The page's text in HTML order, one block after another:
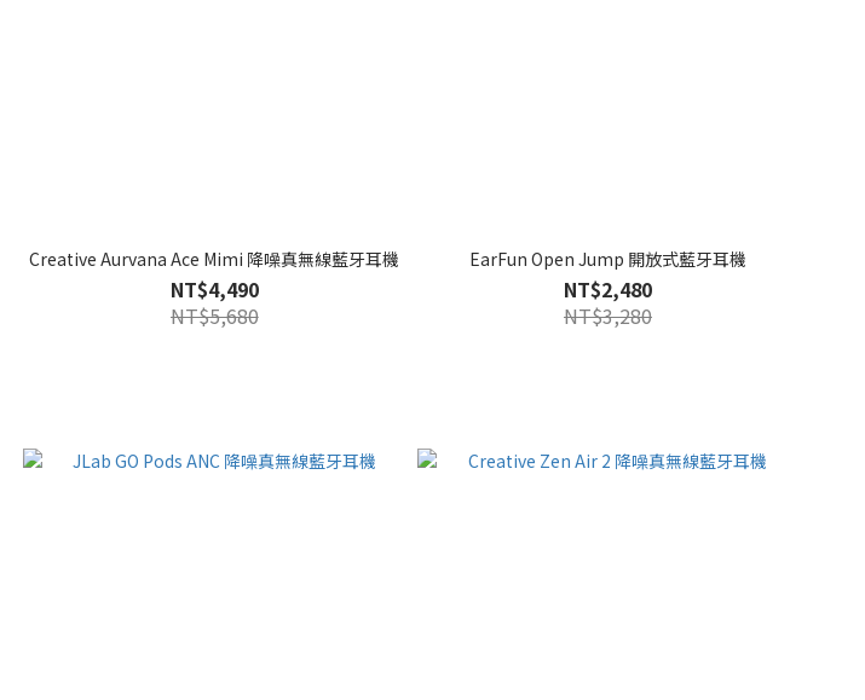
Creative Aurvana Ace Mimi 降噪真無線藍牙耳機
NT$4,490
NT$5,680
EarFun Open Jump 開放式藍牙耳機
NT$2,480
NT$3,280